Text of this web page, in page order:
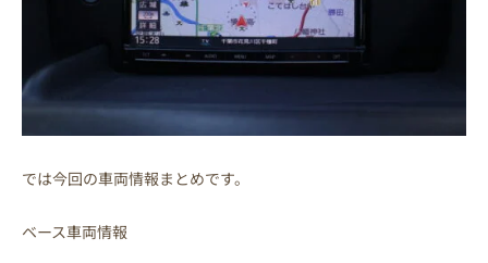
では今回の車両情報まとめです。
ベース車両情報